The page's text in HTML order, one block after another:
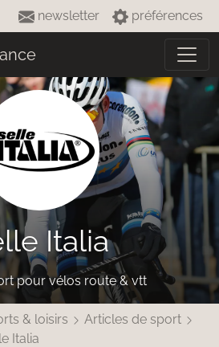
newsletter préférences
Italia
pour vélos route & vtt
& loisirs
Articles de sport
Italia